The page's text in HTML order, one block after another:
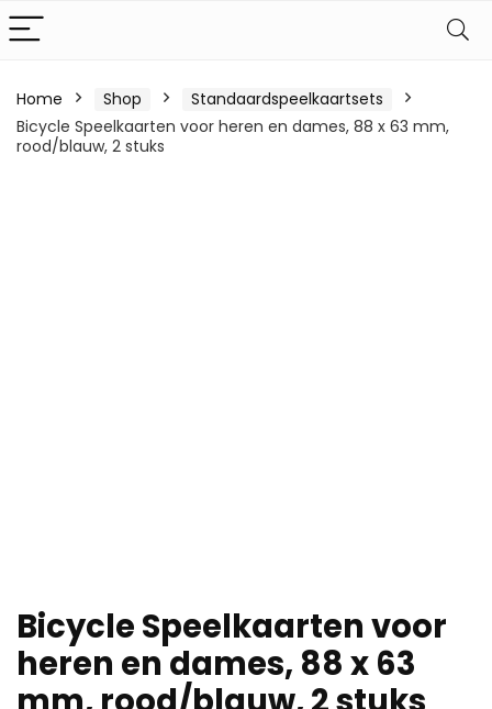
Home Shop
Standaardspeelkaartsets
Bicycle Speelkaarten voor heren en dames, 88 x 63 mm,
rood/blauw, 2 stuks
Bicycle Speelkaarten voor
heren en dames, 88 x 63